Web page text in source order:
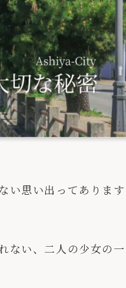
い思い出ってあります
ない、二人の少女の一